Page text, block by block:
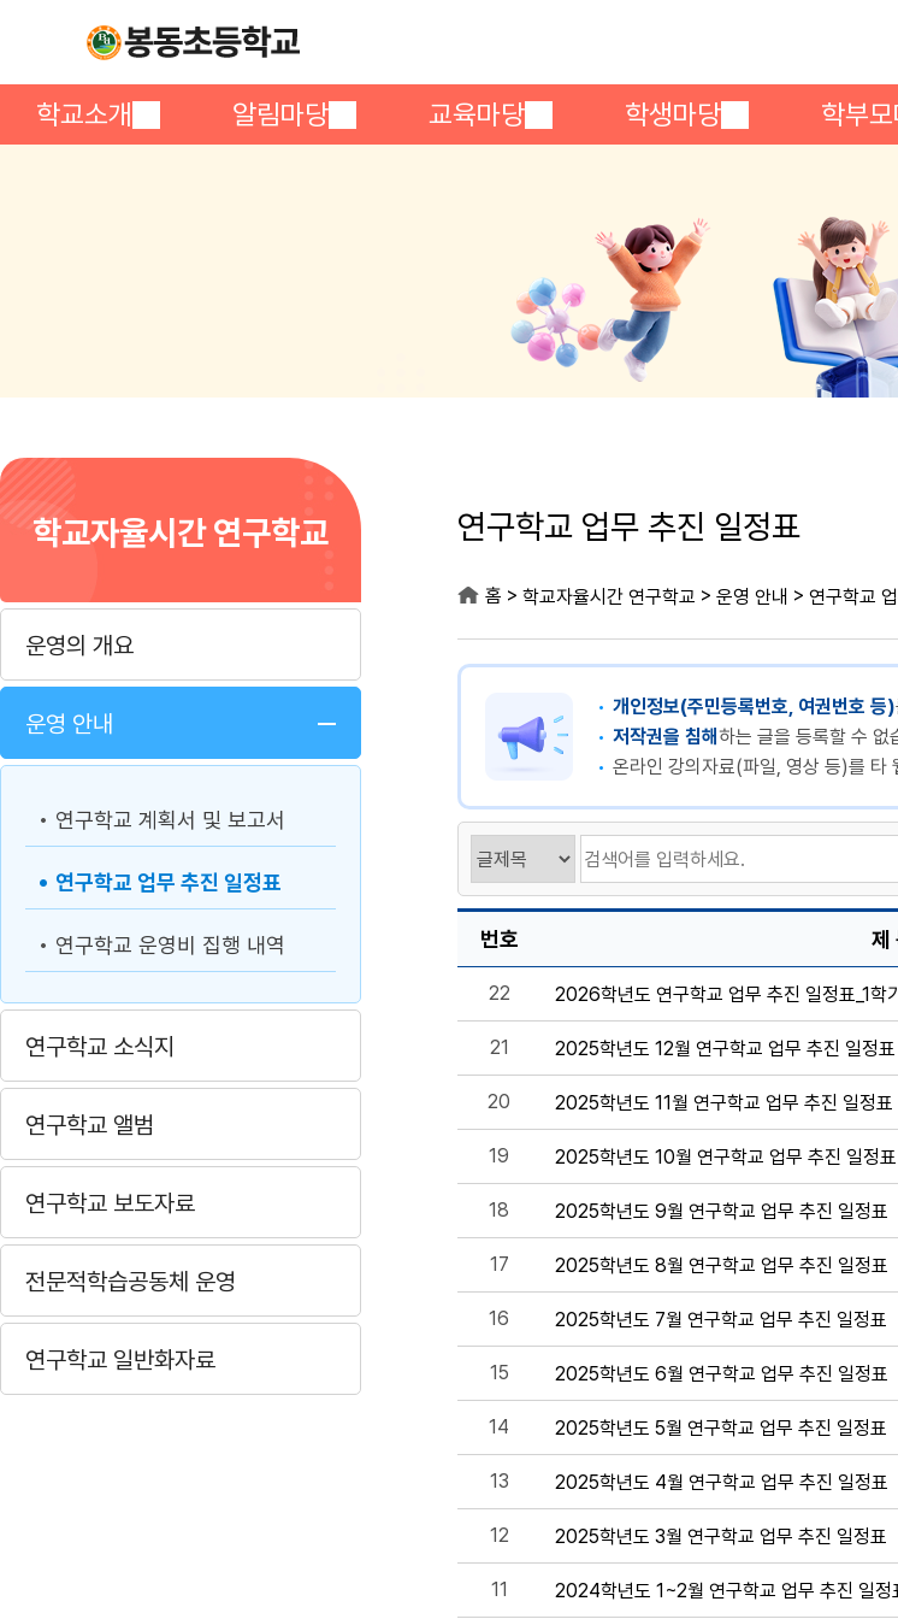
학교소개 알림마당 교육마당 학생마당 학부
학교자율시간 연구학교
운영의 개요
운영 안내
연구학교 계획서 및 보고서
연구학교 업무 추진 일정표
연구학교 운영비 집행 내역
연구학교 소식지
연구학교 앨범
연구학교 보도자료
전문적학습공동체 운영
연구학교 일반화자료
연구학교 업무 추진 일정표
홈 > 학교자율시간 연구학교 > 운영 안내 > 연구학교
개인정보(주민등록번호, 여권번호 등)
저작권을 침해하는 글을 등록할 수 없
온라인 강의자료(파일, 영상 등)를 타
번호 제
22 2026학년도 연구학교 업무 추진 일정표_1학
21 2025학년도 12월 연구학교 업무 추진 일정표
20 2025학년도 11월 연구학교 업무 추진 일정표
19 2025학년도 10월 연구학교 업무 추진 일정표
18 2025학년도 9월 연구학교 업무 추진 일정표
17 2025학년도 8월 연구학교 업무 추진 일정표
16 2025학년도 7월 연구학교 업무 추진 일정표
15 2025학년도 6월 연구학교 업무 추진 일정표
14 2025학년도 5월 연구학교 업무 추진 일정표
13 2025학년도 4월 연구학교 업무 추진 일정표
12 2025학년도 3월 연구학교 업무 추진 일정표
11 2024학년도 1~2월 연구학교 업무 추진 일정